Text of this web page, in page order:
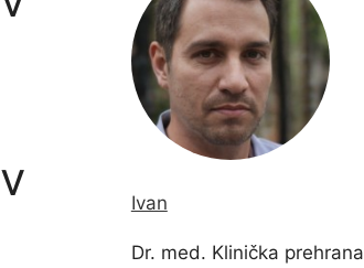
Ivan
Dr. med. Klinička prehrana